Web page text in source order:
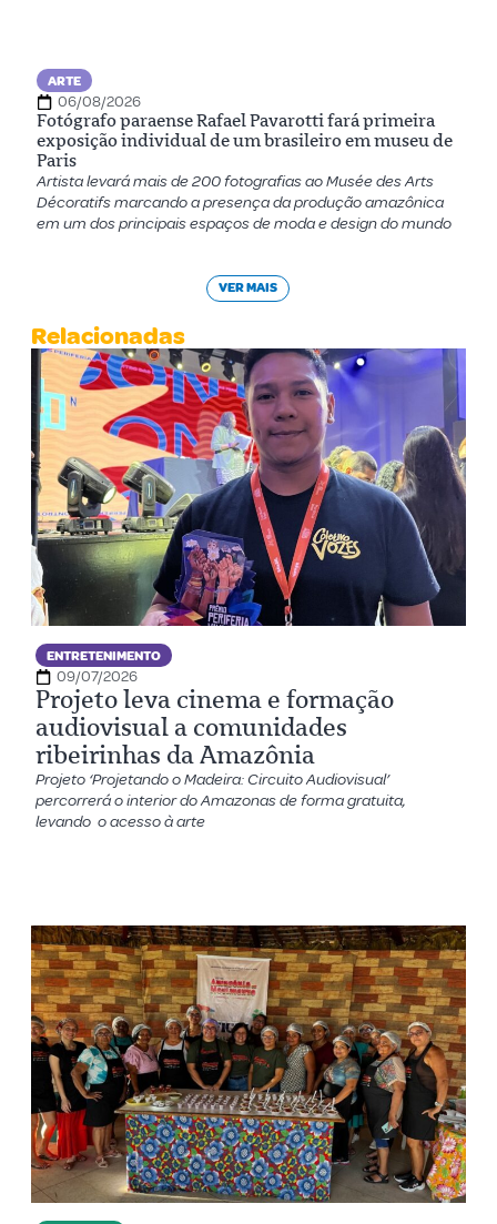
ARTE
06/08/2026
Fotógrafo paraense Rafael Pavarotti fará primeira
exposição individual de um brasileiro em museu de
Paris
Artista levará mais de 200 fotografias ao Musée des Arts
Décoratifs marcando a presença da produção amazônica
em um dos principais espaços de moda e design do mundo
VER MAIS
Relacionadas
ENTRETENIMENTO
09/07/2026
Projeto leva cinema e formação
audiovisual a comunidades
ribeirinhas da Amazônia
Projeto ‘Projetando o Madeira: Circuito Audiovisual’
percorrerá o interior do Amazonas de forma gratuita,
levando o acesso à arte